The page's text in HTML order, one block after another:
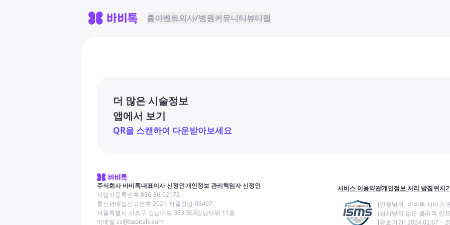
홈이벤트의사/병원커뮤니티뷰티랩
더 많은 시술정보
앱에서 보기
QR을 스캔하여 다운받아보세요
주식회사 바비톡대표이사 신정인개인정보 관리책임자 신정인
사업자등록번호 836-86-02172
통신판매업신고번호 2021-서울강남-03497
서울특별시 서초구 강남대로 363 363강남타워 11층
이메일 cs@babitalk.com
서비스 이용약관개인정보 처리 방침위치
[인증범위] 바비톡 서비스
(심사받지 않은 물리적 인
[유효기간] 2024.02.07 ~